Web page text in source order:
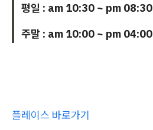
평일 : am 10:30 ~ pm 08:30
주말 : am 10:00 ~ pm 04:00
플레이스 바로가기